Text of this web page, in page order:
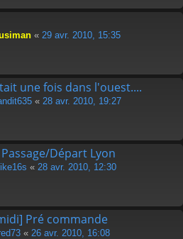
« 29 avr. 2010, 15:35
une fois dans l'ouest....
« 28 avr. 2010, 19:27
Départ Lyon
« 28 avr. 2010, 12:30
Pré commande
« 26 avr. 2010, 16:08